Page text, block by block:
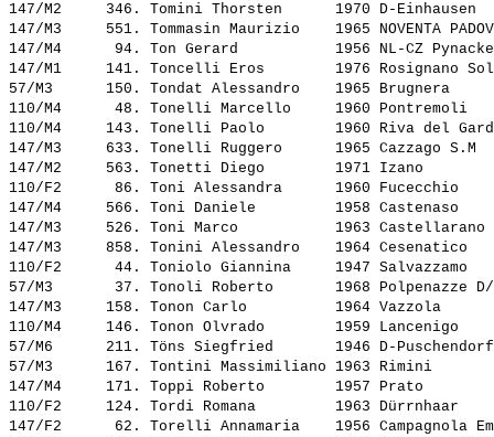
147/M2     346. Tomini Thorsten
1970 D-
147/M3     551. Tommasin Maurizio
1965 NOVENTA
147/M4      94. Ton Gerard
1956 NL-CZ
147/M1     141. Toncelli Eros
1976
57/M3      150. Tondat Alessandro
1965 Brugnera
110/M4      48. Tonelli Marcello
1960
110/M4     143. Tonelli Paolo
1960 Riva del
147/M3     633. Tonelli Ruggero
1965 Cazzago
147/M2     563. Tonetti Diego
1971 Izano
110/F2      86. Toni Alessandra
1960
147/M4     566. Toni Daniele
1958
147/M3     526. Toni Marco
1963
147/M3     858. Tonini Alessandro
1964
110/F2      44. Toniolo Giannina
1947
57/M3       37. Tonoli Roberto
1968
147/M3     158. Tonon Carlo
1964 Vazzola
110/M4     146. Tonon Olvrado
1959 Lancenigo
57/M6      211. Töns Siegfried
1946 D-
57/M3      167. Tontini Massimiliano 1963 Rimini
147/M4     171. Toppi Roberto
1957 Prato
110/F2     124. Tordi Romana
1963 Dürrnhaar
147/F2      62. Torelli Annamaria
1956